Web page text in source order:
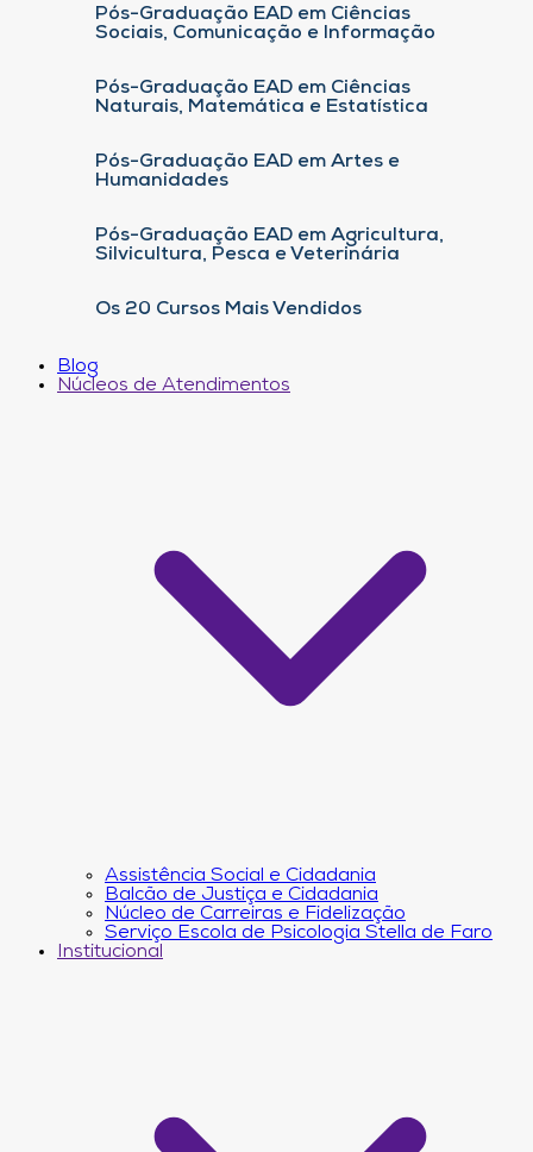
Pós-Graduação EAD em Ciências
Sociais, Comunicação e Informação
Pós-Graduação EAD em Ciências
Naturais, Matemática e Estatística
Pós-Graduação EAD em Artes e
Humanidades
Pós-Graduação EAD em Agricultura,
Silvicultura, Pesca e Veterinária
Os 20 Cursos Mais Vendidos
Blog
Núcleos de Atendimentos
Assistência Social e Cidadania
Balcão de Justiça e Cidadania
Núcleo de Carreiras e Fidelização
Serviço Escola de Psicologia Stella de Faro
Institucional